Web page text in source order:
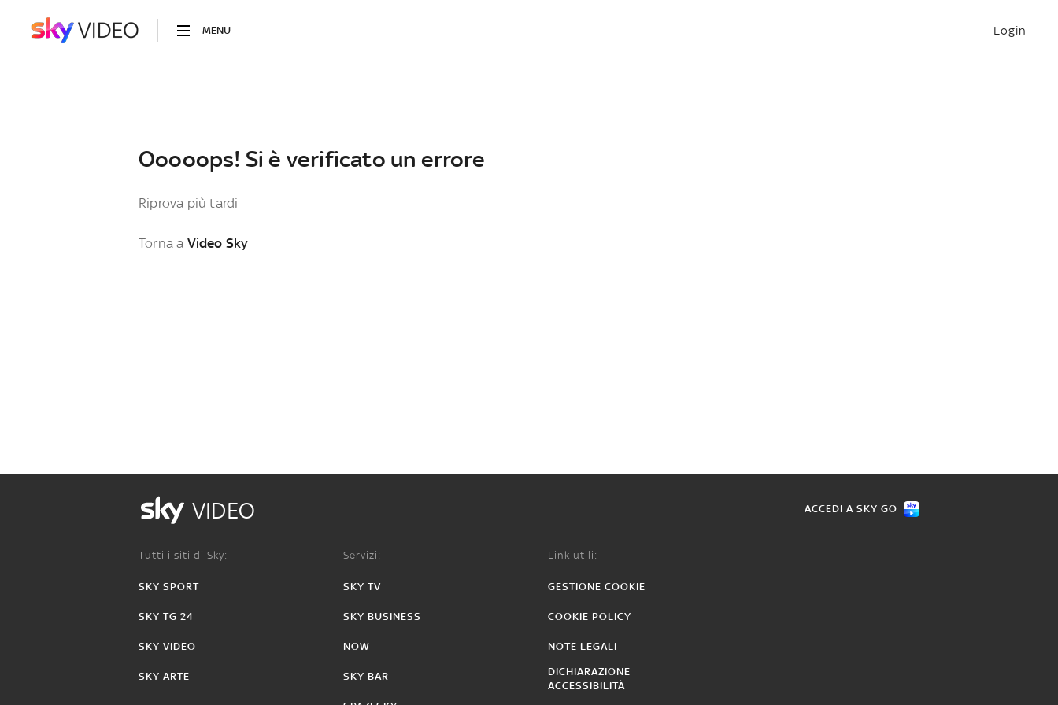
MENU Login
Ooooops! Si è verificato un errore
Riprova più tardi
Torna a Video Sky
VIDEO ACCEDI A SKY GO
Tutti i siti di Sky:
SKY SPORT
SKY TG 24
SKY VIDEO
SKY ARTE
Servizi:
SKY TV
SKY BUSINESS
NOW
SKY BAR
Link utili:
GESTIONE COOKIE
COOKIE POLICY
NOTE LEGALI
DICHIARAZIONE
ACCESSIBILITÀ